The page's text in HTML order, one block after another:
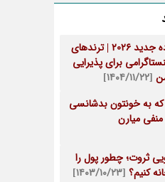
مدل پرده جدید 2026 | ترندهای
برای پذیرایی
[۱۴۰۴/۱۱/۲۲]
به خونتون بدشانسی
میارن
ثروت؛ چطور پول را
کنیم؟ [۱۴۰۳/۱۰/۲۳]